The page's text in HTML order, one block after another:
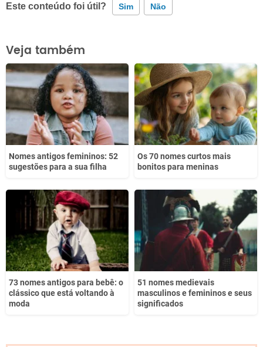
Este conteúdo foi útil? Sim Não
Este conteúdo contém informação incorreta
Este conteúdo não tem a informação que procuro
Outro
Veja também
Nomes antigos femininos: 52
sugestões para a sua filha
Os 70 nomes curtos mais
bonitos para meninas
73 nomes antigos para bebê: o
clássico que está voltando à
moda
51 nomes medievais
masculinos e femininos e seus
significados